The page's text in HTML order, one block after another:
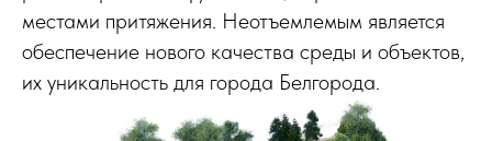
местами притяжения. Неотъемлемым является
обеспечение нового качества среды и объектов,
их уникальность для города Белгорода.